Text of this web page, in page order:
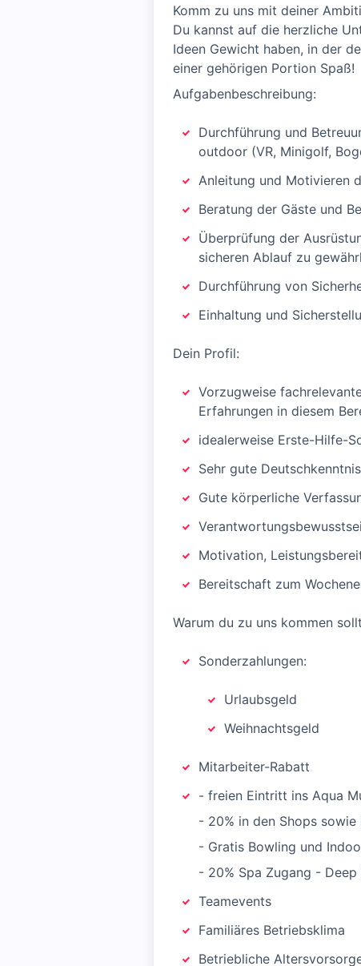
Komm zu uns mit deiner
Du kannst auf die herzliche
Ideen Gewicht haben, in der
einer gehörigen Portion Spaß!
Aufgabenbeschreibung:
Durchführung und
outdoor (VR, Minigolf,
Anleitung und Motivieren
Beratung der Gäste und
Überprüfung der
sicheren Ablauf zu
Durchführung von
Einhaltung und
Dein Profil:
Vorzugweise
Erfahrungen in diesem
idealerweise Erste-Hilfe-
Sehr gute
Gute körperliche
Motivation,
Bereitschaft zum
Warum du zu uns kommen
Sonderzahlungen:
Urlaubsgeld
Weihnachtsgeld
Mitarbeiter-Rabatt
- freien Eintritt ins Aqua
- 20% in den Shops
- Gratis Bowling und
- 20% Spa Zugang - Deep
Teamevents
Familiäres Betriebsklima
Betriebliche